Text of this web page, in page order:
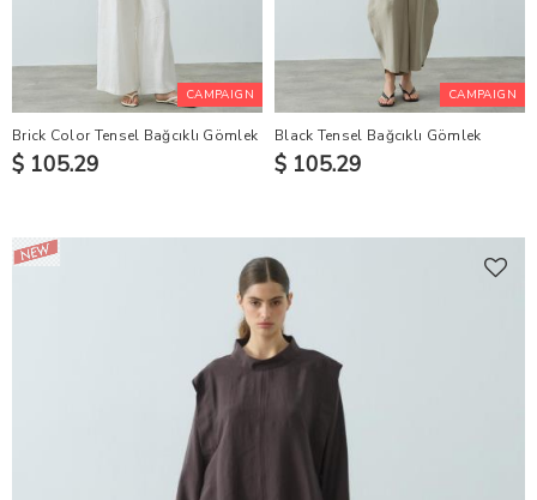
CAMPAIGN
Brick Color Tensel Bağcıklı Gömlek
$ 105.29
CAMPAIGN
Black Tensel Bağcıklı Gömlek
$ 105.29